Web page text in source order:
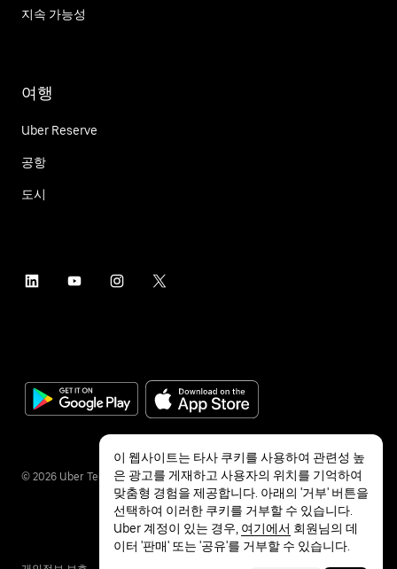
지속 가능성
여행
Uber Reserve
공항
도시
© 2026 Uber Technologies Inc.
이 웹사이트는 타사 쿠키를 사용하여 관련성 높
은 광고를 게재하고 사용자의 위치를 기억하여
맞춤형 경험을 제공합니다. 아래의 '거부' 버튼을
선택하여 이러한 쿠키를 거부할 수 있습니다.
Uber 계정이 있는 경우, 여기에서 회원님의 데
이터 '판매' 또는 '공유'를 거부할 수 있습니다.